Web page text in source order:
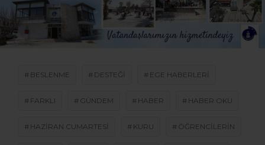
BESLENME DESTEĞI EGE HABERLERI
FARKLI GÜNDEM HABER HABER OKU
HAZIRAN CUMARTESI KURU ÖĞRENCILERIN